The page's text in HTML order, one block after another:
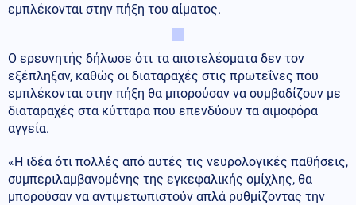
εμπλέκονται στην πήξη του αίματος.
Ο ερευνητής δήλωσε ότι τα αποτελέσματα δεν τον
εξέπληξαν, καθώς οι διαταραχές στις πρωτεΐνες που
εμπλέκονται στην πήξη θα μπορούσαν να συμβαδίζουν με
διαταραχές στα κύτταρα που επενδύουν τα αιμοφόρα
αγγεία.
«Η ιδέα ότι πολλές από αυτές τις νευρολογικές παθήσεις,
συμπεριλαμβανομένης της εγκεφαλικής ομίχλης, θα
μπορούσαν να αντιμετωπιστούν απλά ρυθμίζοντας την